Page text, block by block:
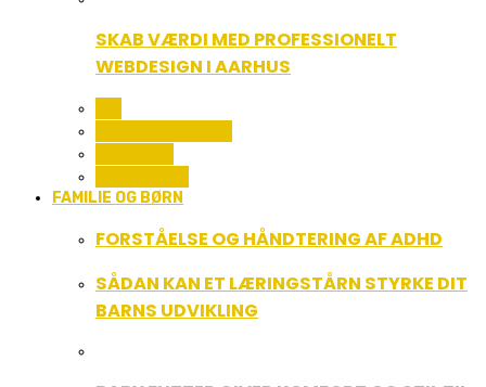
SKAB VÆRDI MED PROFESSIONELT
WEBDESIGN I AARHUS
FAMILIE OG BØRN
FORSTÅELSE OG HÅNDTERING AF ADHD
SÅDAN KAN ET LÆRINGSTÅRN STYRKE DIT
BARNS UDVIKLING